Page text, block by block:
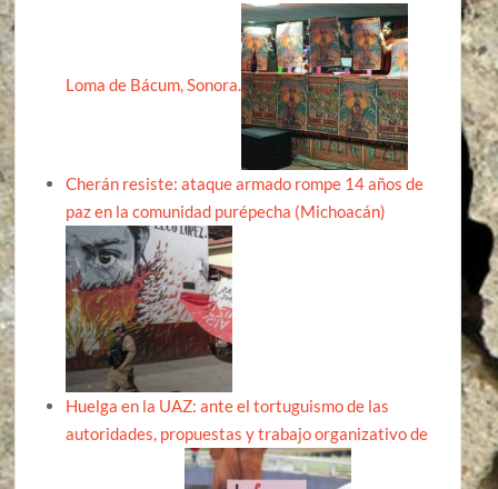
Loma de Bácum, Sonora.
Cherán resiste: ataque armado rompe 14 años de
paz en la comunidad purépecha (Michoacán)
Huelga en la UAZ: ante el tortuguismo de las
autoridades, propuestas y trabajo organizativo de